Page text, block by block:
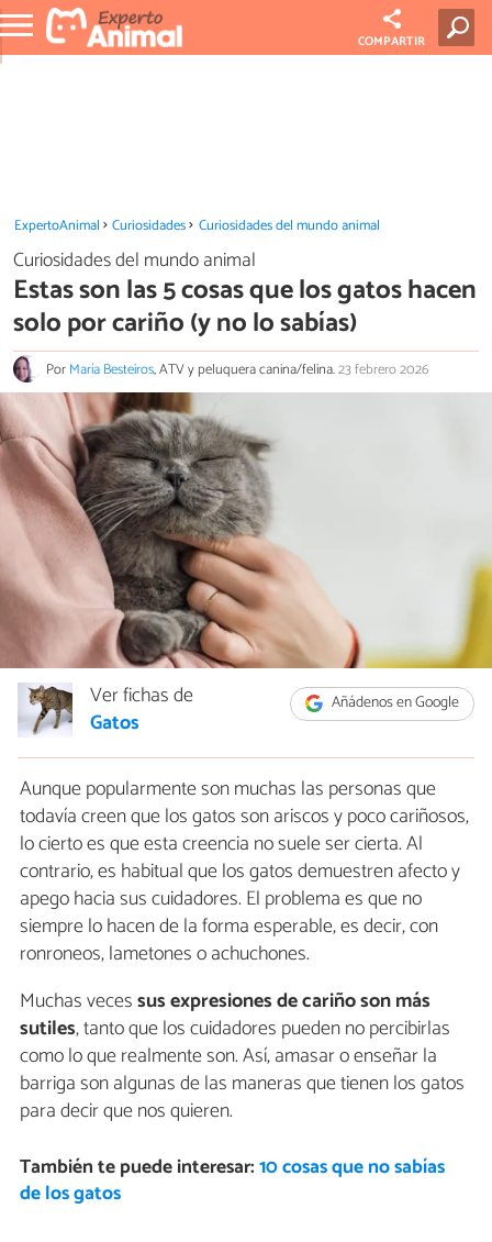
COMPARTIR
ExpertoAnimal Curiosidades Curiosidades del mundo animal
Curiosidades del mundo animal
Estas son las 5 cosas que los gatos hacen
solo por cariño (y no lo sabías)
PorMaría Besteiros, ATV y peluquera canina/felina.23 febrero 2026
Añádenos en Google
Ver fichas de
Gatos
Aunque popularmente son muchas las personas que
todavía creen que los gatos son ariscos y poco cariñosos,
lo cierto es que esta creencia no suele ser cierta. Al
contrario, es habitual que los gatos demuestren afecto y
apego hacia sus cuidadores. El problema es que no
siempre lo hacen de la forma esperable, es decir, con
ronroneos, lametones o achuchones.
Muchas vecessus expresiones de cariño son más
sutiles, tanto que los cuidadores pueden no percibirlas
como lo que realmente son. Así, amasar o enseñar la
barriga son algunas de las maneras que tienen los gatos
para decir que nos quieren.
También te puede interesar:10 cosas que no sabías
de los gatos